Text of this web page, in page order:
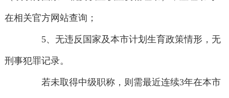
在相关官方网站查询；
5、无违反国家及本市计划生育政策情形，无
刑事犯罪记录。
若未取得中级职称，则需最近连续3年在本市